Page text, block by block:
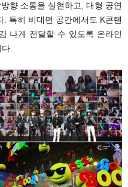
향 소통을 실현하고, 대형 공연
특히 비대면 공간에서도 K콘텐
나게 전달할 수 있도록 온라인
.